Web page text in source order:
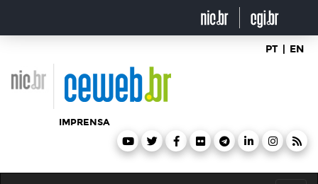
o
PT | EN
IMPRENSA